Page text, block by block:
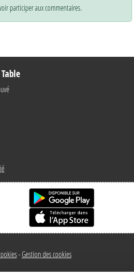
participer aux commentaires.
Gestion des cookies